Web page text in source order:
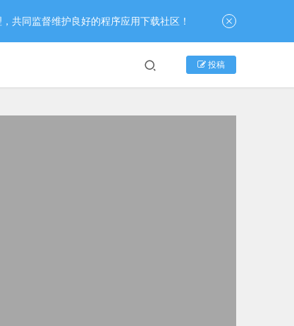
投稿
共同监督维护良好的程序应用下载社区！